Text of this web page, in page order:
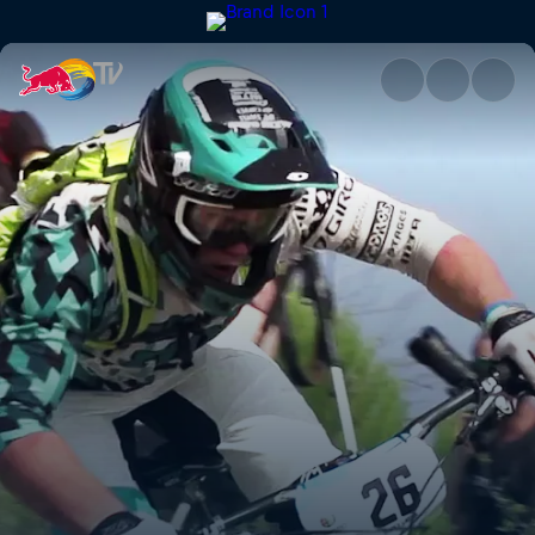
The grand finale | Red Bull TV